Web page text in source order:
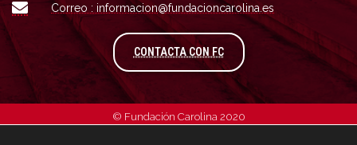
Correo : informacion@fundacioncarolina.es
CONTACTA CON FCA TRAVÉS DEL
© Fundación Carolina 2020